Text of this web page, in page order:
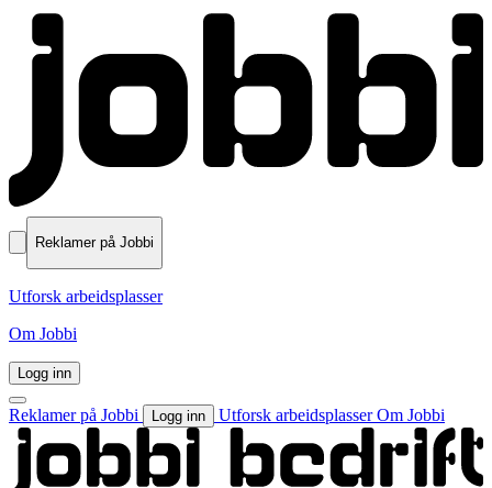
Reklamer på Jobbi
Utforsk arbeidsplasser
Om Jobbi
Logg inn
Reklamer på Jobbi Logg inn Utforsk arbeidsplasserOm Jobbi